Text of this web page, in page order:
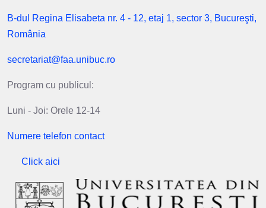
B-dul Regina Elisabeta nr. 4 - 12, etaj 1, sector 3, Bucureşti,
România
secretariat@faa.unibuc.ro
Program cu publicul:
Luni - Joi: Orele 12-14
Numere telefon contact
Click aici